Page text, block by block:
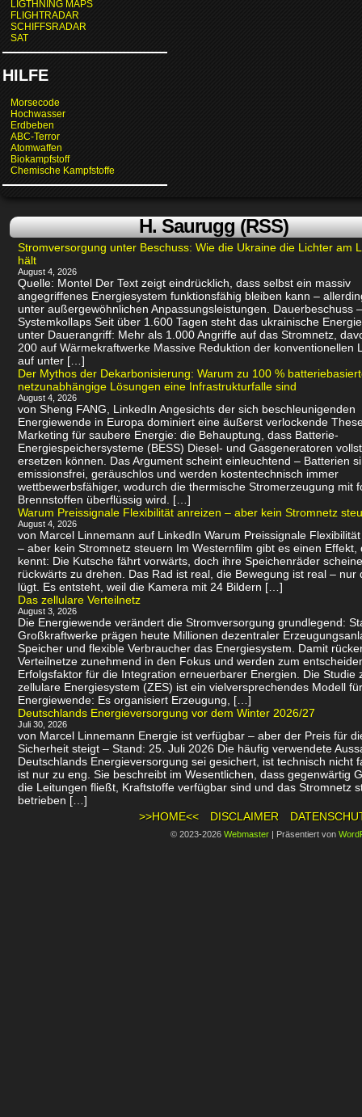
LIGTHNING MAPS
FLIGHTRADAR
SCHIFFSRADAR
SAT
HILFE
Morsecode
Hochwasser
Erdbeben
ABC-Terror
Atomwaffen
Biokampfstoff
Chemische Kampfstoffe
H. Saurugg (RSS)
Stromversorgung unter Beschuss: Wie die Ukraine die Lichter am
hält
August 4, 2026
Quelle: Montel Der Text zeigt eindrücklich, dass selbst ein massiv
angegriffenes Energiesystem funktionsfähig bleiben kann –
unter außergewöhnlichen Anpassungsleistungen. Dauerbeschuss
Systemkollaps Seit über 1.600 Tagen steht das ukrainische
unter Dauerangriff: Mehr als 1.000 Angriffe auf das Stromnetz,
200 auf Wärmekraftwerke Massive Reduktion der konventionellen
auf unter […]
Der Mythos der Dekarbonisierung: Warum zu 100 %
netzunabhängige Lösungen eine Infrastrukturfalle sind
August 4, 2026
von Sheng FANG, LinkedIn Angesichts der sich beschleunigenden
Energiewende in Europa dominiert eine äußerst verlockende
Marketing für saubere Energie: die Behauptung, dass Batterie-
Energiespeichersysteme (BESS) Diesel- und Gasgeneratoren
ersetzen können. Das Argument scheint einleuchtend – Batterien
emissionsfrei, geräuschlos und werden kostentechnisch immer
wettbewerbsfähiger, wodurch die thermische Stromerzeugung mit
Brennstoffen überflüssig wird. […]
Warum Preissignale Flexibilität anreizen – aber kein Stromnetz
August 4, 2026
von Marcel Linnemann auf LinkedIn Warum Preissignale
– aber kein Stromnetz steuern Im Westernfilm gibt es einen Effekt,
kennt: Die Kutsche fährt vorwärts, doch ihre Speichenräder
rückwärts zu drehen. Das Rad ist real, die Bewegung ist real – nur
lügt. Es entsteht, weil die Kamera mit 24 Bildern […]
Das zellulare Verteilnetz
August 3, 2026
Die Energiewende verändert die Stromversorgung grundlegend:
Großkraftwerke prägen heute Millionen dezentraler
Speicher und flexible Verbraucher das Energiesystem. Damit
Verteilnetze zunehmend in den Fokus und werden zum
Erfolgsfaktor für die Integration erneuerbarer Energien. Die Studie
zellulare Energiesystem (ZES) ist ein vielversprechendes Modell
Energiewende: Es organisiert Erzeugung, […]
Deutschlands Energieversorgung vor dem Winter 2026/27
Juli 30, 2026
von Marcel Linnemann Energie ist verfügbar – aber der Preis für
Sicherheit steigt – Stand: 25. Juli 2026 Die häufig verwendete
Deutschlands Energieversorgung sei gesichert, ist technisch nicht
ist nur zu eng. Sie beschreibt im Wesentlichen, dass gegenwärtig
die Leitungen fließt, Kraftstoffe verfügbar sind und das Stromnetz
betrieben […]
>>HOME<<
DISCLAIMER
© 2023-2026 Webmaster | Präsentiert von